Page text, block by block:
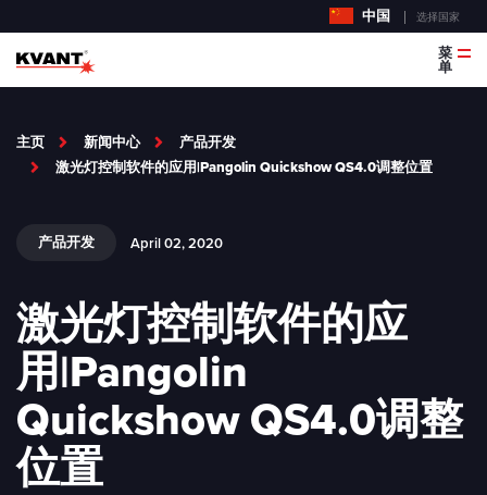
中国 选择国家
菜
单
主页 新闻中心
产品开发
激光灯控制软件的应用|Pangolin Quickshow QS4.0调整位置
产品开发 April 02, 2020
激光灯控制软件的应
用|Pangolin
Quickshow QS4.0调整
位置